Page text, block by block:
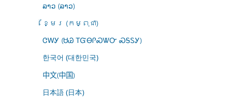
ລາວ (ລາວ)
ខ្មែរ (កម្ពុជា)
ᏣᎳᎩ (ᏌᏊ ᎢᏳᎾᎵᏍᏔᏅ ᏍᎦᏚᎩ)
한국어 (대한민국)
中文(中国)
日本語 (日本)